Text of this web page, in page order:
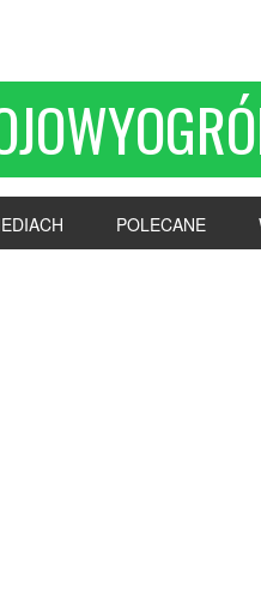
POLECANE